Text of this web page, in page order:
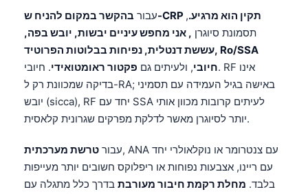
עבור בהקשר במקום להניח ש-CRP תקין הוא מרגיע.,
תסמונת סיוגרן , אני מחפש עיניים יבשות, יובש בפה,
עששת דנטלית, נפיחות בבלוטות הפרוטיד, Ro/SSA
חיובי, ולעיתים גם פקטור ראומטואידי. חיובי. RF אינו
בדיקה שמכוונת רק ל-RA; באישה בגיל העמידה עם תסמיני
יובש (sicca), RF יחד עם SSA לעיתים קרובות מכוון אותי
יותר לסיוגרן מאשר לדלקת מפרקים שגרונית קלאסית.
עבור טרשת מערכתית
, ANA עם צנטרומר או נוקלאולרי יחד
עם ריינו, אצבעות נפוחות או ריפלוקס חשובים יותר מעייפות
בלבד. מחלת רקמת חיבור מעורבת בדרך כלל מתגלה עם